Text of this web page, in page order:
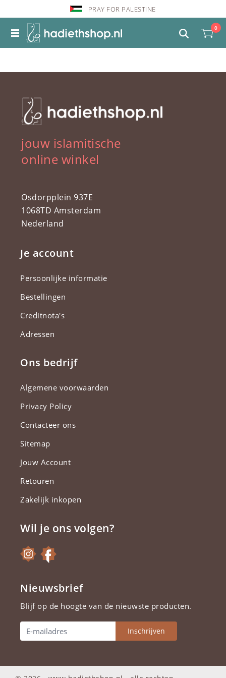
PRAY FOR PALESTINE
0
jouw islamitische
online winkel
Osdorpplein 937E
1068TD Amsterdam
Nederland
Je account
Persoonlijke informatie
Bestellingen
Creditnota's
Adressen
Ons bedrijf
Algemene voorwaarden
Privacy Policy
Contacteer ons
Sitemap
Jouw Account
Retouren
Zakelijk inkopen
Wil je ons volgen?
Nieuwsbrief
Blijf op de hoogte van de nieuwste producten.
Inschrijven